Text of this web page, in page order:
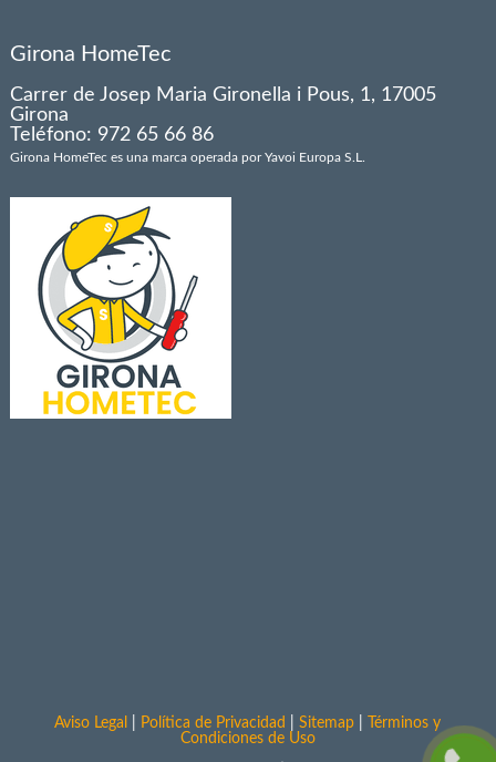
Girona HomeTec
Carrer de Josep Maria Gironella i Pous, 1, 17005
Girona
Teléfono: 972 65 66 86
Girona HomeTec es una marca operada por Yavoi Europa S.L.
Aviso Legal Política de Privacidad |Sitemap
Términos y
Condiciones de Uso